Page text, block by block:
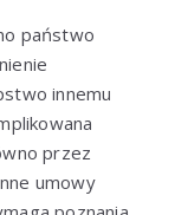
państwo
innemu
przez
umowy